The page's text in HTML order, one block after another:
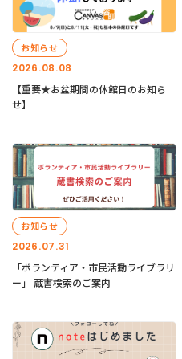
2026.08.08
お知らせ
【重要★お盆期間の休館日のお知ら
せ】
2026.07.31
お知らせ
「ボランティア・市民活動ライブラリ
ー」 蔵書検索のご案内